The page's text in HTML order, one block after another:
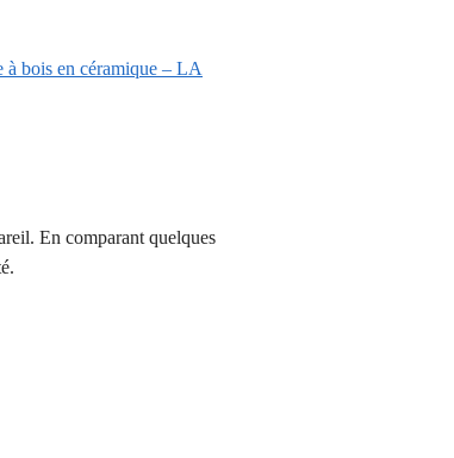
à bois en céramique – LA
En comparant quelques